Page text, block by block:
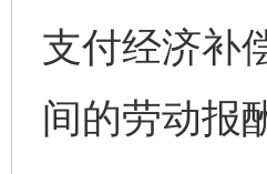
支付经济补
间的劳动报